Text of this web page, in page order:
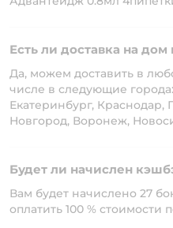
Есть ли доставка на дом
Да, можем доставить в
числе в следующие
Екатеринбург,
Новгород, Воронеж,
Будет ли начислен
Вам будет начислено 27
оплатить 100 % стоимости